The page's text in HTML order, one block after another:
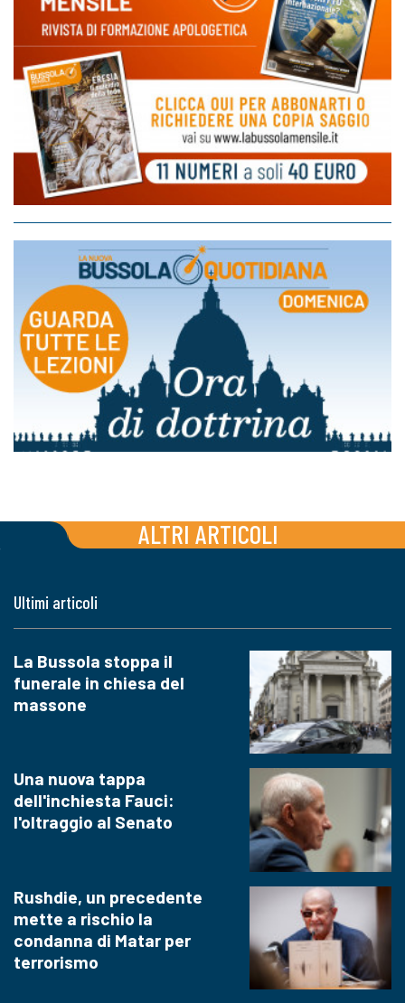
ALTRI ARTICOLI
Ultimi articoli
La Bussola stoppa il
funerale in chiesa del
massone
Una nuova tappa
dell'inchiesta Fauci:
l'oltraggio al Senato
Rushdie, un precedente
mette a rischio la
condanna di Matar per
terrorismo